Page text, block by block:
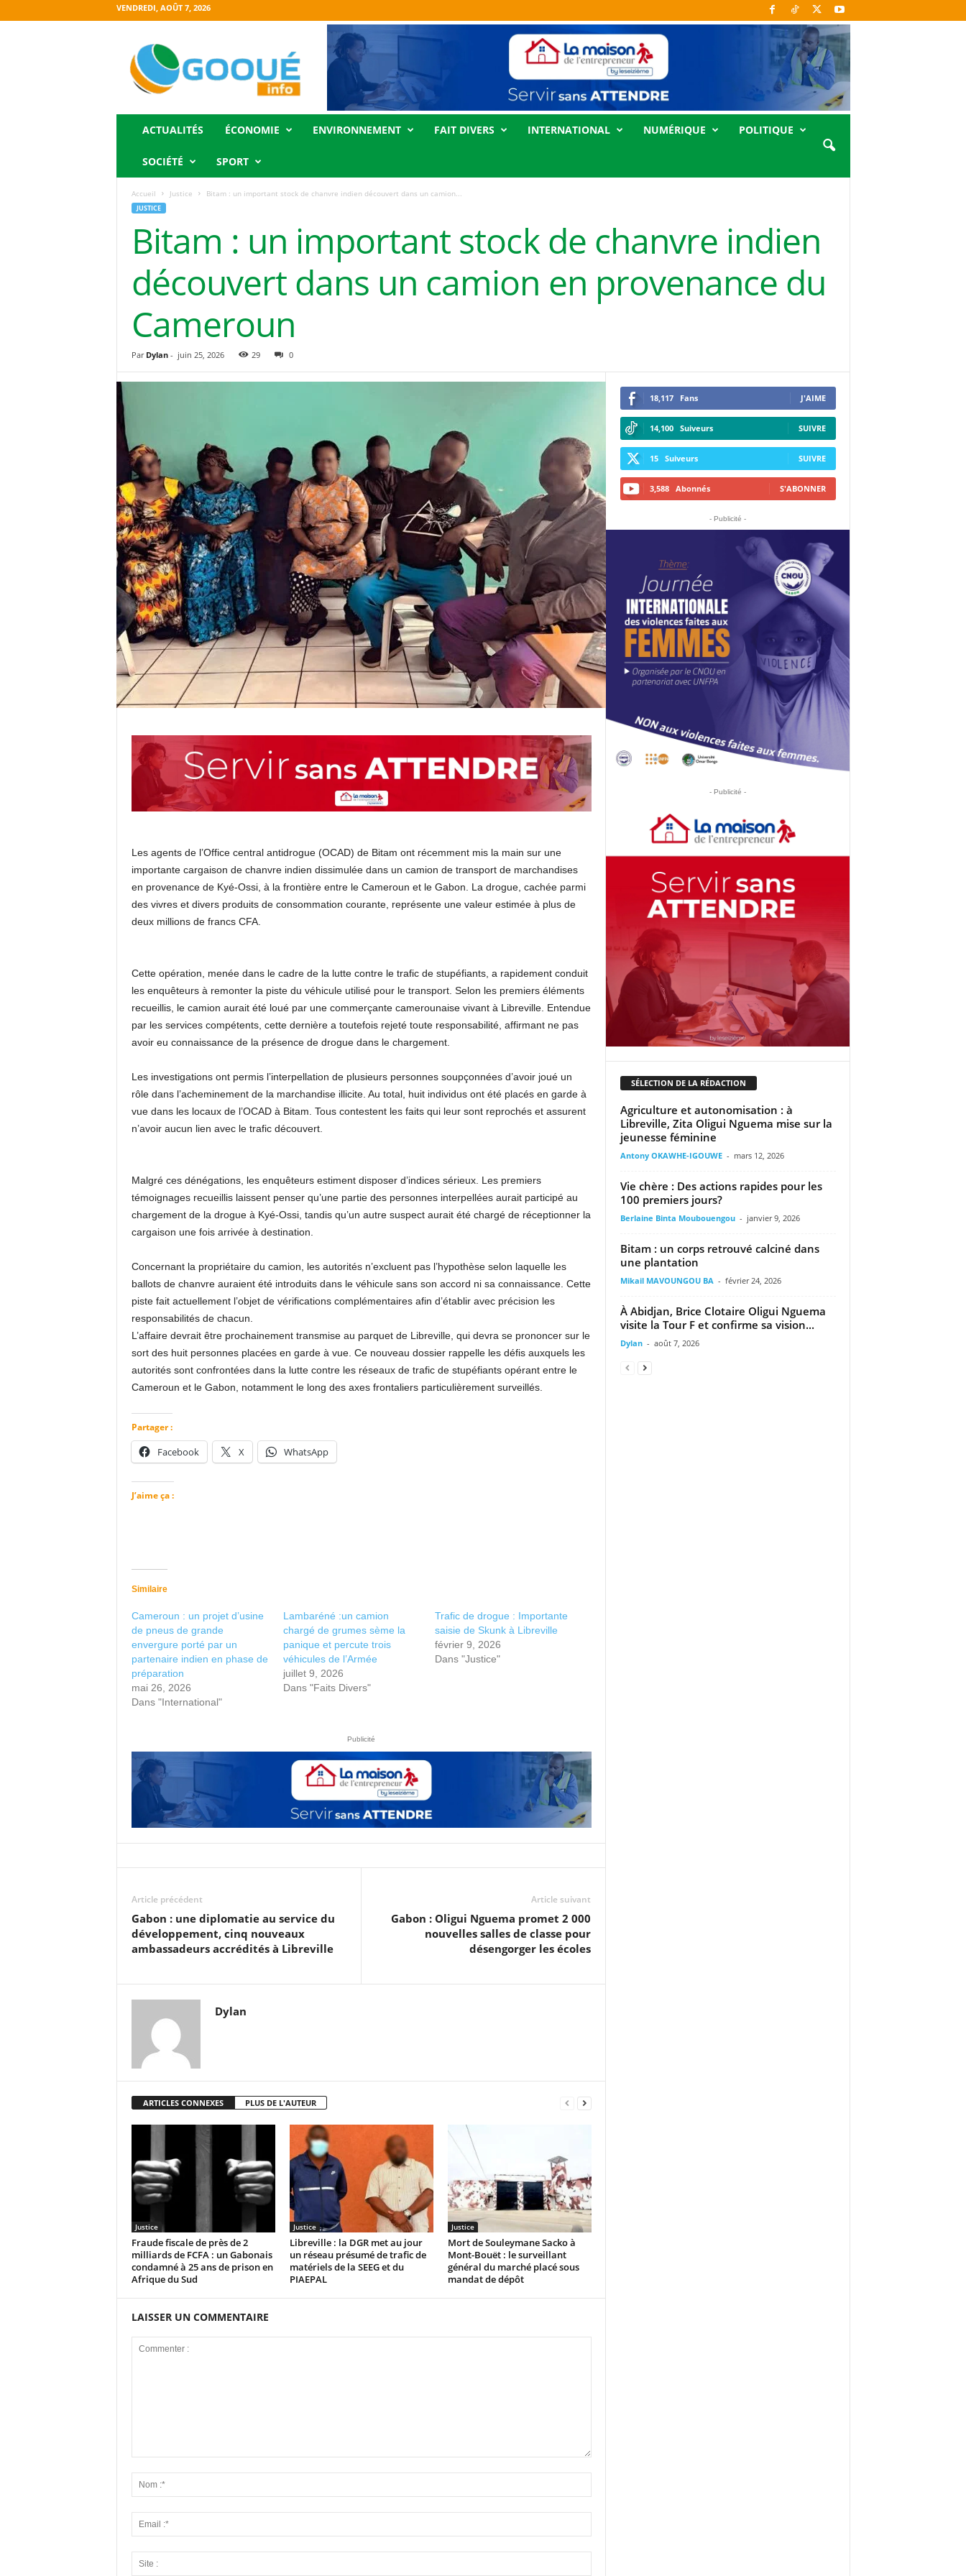
VENDREDI, AOÛT 7, 2026
ACTUALITÉS ÉCONOMIE ENVIRONNEMENT FAIT DIVERS INTERNATIONAL NUMÉRIQUE POLITIQUE
SOCIÉTÉ SPORT
Accueil Justice Bitam : un important stock de chanvre indien découvert dans un camion...
JUSTICE
Bitam : un important stock de chanvre indien
découvert dans un camion en provenance du
Cameroun
Par Dylan- juin 25, 2026 29 0
Les agents de l’Office central antidrogue (OCAD) de Bitam ont récemment mis la main sur une
importante cargaison de chanvre indien dissimulée dans un camion de transport de marchandises
en provenance de Kyé-Ossi, à la frontière entre le Cameroun et le Gabon. La drogue, cachée parmi
des vivres et divers produits de consommation courante, représente une valeur estimée à plus de
deux millions de francs CFA.
Cette opération, menée dans le cadre de la lutte contre le trafic de stupéfiants, a rapidement conduit
les enquêteurs à remonter la piste du véhicule utilisé pour le transport. Selon les premiers éléments
recueillis, le camion aurait été loué par une commerçante camerounaise vivant à Libreville. Entendue
par les services compétents, cette dernière a toutefois rejeté toute responsabilité, affirmant ne pas
avoir eu connaissance de la présence de drogue dans le chargement.
Les investigations ont permis l’interpellation de plusieurs personnes soupçonnées d’avoir joué un
rôle dans l’acheminement de la marchandise illicite. Au total, huit individus ont été placés en garde à
vue dans les locaux de l’OCAD à Bitam. Tous contestent les faits qui leur sont reprochés et assurent
n’avoir aucun lien avec le trafic découvert.
Malgré ces dénégations, les enquêteurs estiment disposer d’indices sérieux. Les premiers
témoignages recueillis laissent penser qu’une partie des personnes interpellées aurait participé au
chargement de la drogue à Kyé-Ossi, tandis qu’un autre suspect aurait été chargé de réceptionner la
cargaison une fois arrivée à destination.
Concernant la propriétaire du camion, les autorités n’excluent pas l’hypothèse selon laquelle les
ballots de chanvre auraient été introduits dans le véhicule sans son accord ni sa connaissance. Cette
piste fait actuellement l’objet de vérifications complémentaires afin d’établir avec précision les
responsabilités de chacun.
L’affaire devrait être prochainement transmise au parquet de Libreville, qui devra se prononcer sur le
sort des huit personnes placées en garde à vue. Ce nouveau dossier rappelle les défis auxquels les
autorités sont confrontées dans la lutte contre les réseaux de trafic de stupéfiants opérant entre le
Cameroun et le Gabon, notamment le long des axes frontaliers particulièrement surveillés.
Partager :
Facebook X WhatsApp
J’aime ça :
Similaire
Cameroun : un projet d’usine
de pneus de grande
envergure porté par un
partenaire indien en phase de
préparation
mai 26, 2026
Dans "International"
Lambaréné :un camion
chargé de grumes sème la
panique et percute trois
véhicules de l’Armée
juillet 9, 2026
Dans "Faits Divers"
Trafic de drogue : Importante
saisie de Skunk à Libreville
février 9, 2026
Dans "Justice"
Publicité
Article précédent
Gabon : une diplomatie au service du
développement, cinq nouveaux
ambassadeurs accrédités à Libreville
Article suivant
Gabon : Oligui Nguema promet 2 000
nouvelles salles de classe pour
désengorger les écoles
Dylan
ARTICLES CONNEXES PLUS DE L'AUTEUR
Justice
Fraude fiscale de près de 2
milliards de FCFA : un Gabonais
condamné à 25 ans de prison en
Afrique du Sud
Justice
Libreville : la DGR met au jour
un réseau présumé de trafic de
matériels de la SEEG et du
PIAEPAL
Justice
Mort de Souleymane Sacko à
Mont-Bouët : le surveillant
général du marché placé sous
mandat de dépôt
LAISSER UN COMMENTAIRE
18,117 Fans J'AIME
14,100 Suiveurs SUIVRE
15 Suiveurs SUIVRE
3,588 Abonnés S'ABONNER
- Publicité -
- Publicité -
SÉLECTION DE LA RÉDACTION
Agriculture et autonomisation : à
Libreville, Zita Oligui Nguema mise sur la
jeunesse féminine
Antony OKAWHE-IGOUWE - mars 12, 2026
Vie chère : Des actions rapides pour les
100 premiers jours?
Berlaine Binta Moubouengou - janvier 9, 2026
Bitam : un corps retrouvé calciné dans
une plantation
Mikail MAVOUNGOU BA - février 24, 2026
À Abidjan, Brice Clotaire Oligui Nguema
visite la Tour F et confirme sa vision...
Dylan - août 7, 2026